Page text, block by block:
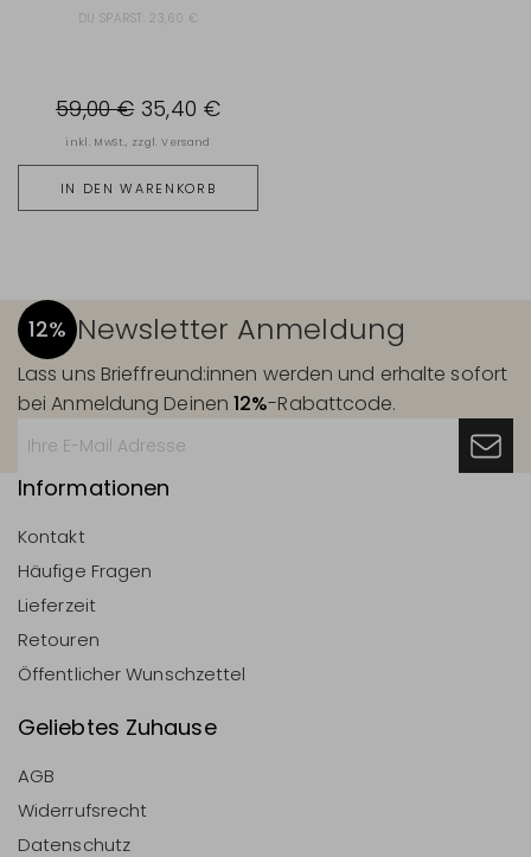
DU SPARST:23,60 €
IN DEN WARENKORB
59,00 € 35,40 €
inkl. MwSt., zzgl.Versand
12% Newsletter Anmeldung
Lass uns Brieffreund:innen werden und erhalte sofort
bei Anmeldung Deinen12%-Rabattcode.
Informationen
Kontakt
Häufige Fragen
Lieferzeit
Retouren
Öffentlicher Wunschzettel
Geliebtes Zuhause
AGB
Widerrufsrecht
Datenschutz